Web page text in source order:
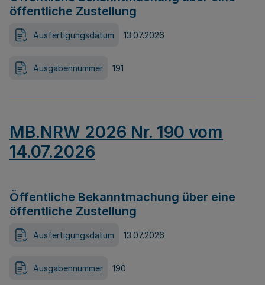
öffentliche Zustellung
Ausfertigungsdatum 13.07.2026
Ausgabennummer 191
MB.NRW 2026 Nr. 190 vom
14.07.2026
Öffentliche Bekanntmachung über eine
öffentliche Zustellung
Ausfertigungsdatum 13.07.2026
Ausgabennummer 190